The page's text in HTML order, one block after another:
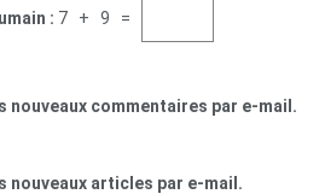
: 7 + 9 =
nouveaux commentaires par e-mail.
nouveaux articles par e-mail.